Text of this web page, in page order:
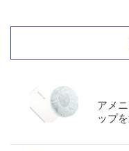
アメ
ップ